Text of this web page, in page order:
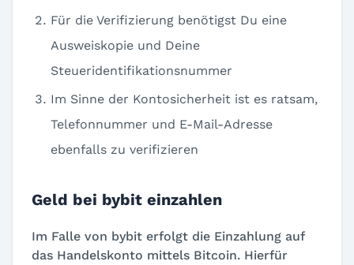
Für die Verifizierung benötigst Du eine
Ausweiskopie und Deine
Steueridentifikationsnummer
Im Sinne der Kontosicherheit ist es ratsam,
Telefonnummer und E-Mail-Adresse
ebenfalls zu verifizieren
Geld bei bybit einzahlen
Im Falle von bybit erfolgt die Einzahlung auf
das Handelskonto mittels Bitcoin. Hierfür